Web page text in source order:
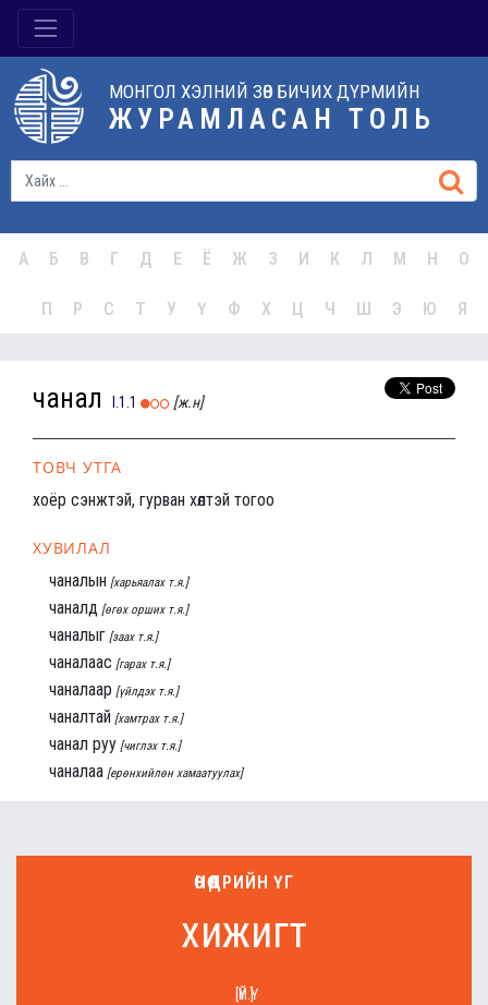
МОНГОЛ ХЭЛНИЙ ЗӨВ БИЧИХ ДҮРМИЙН
ЖУРАМЛАСАН ТОЛЬ
А Б В Г Д Е Ё Ж З И К Л М Н О
П Р С Т У Ү Ф Х Ц Ч Ш Э Ю Я
чанал I.1.1 [ж.н]
ТОВЧ УТГА
хоёр сэнжтэй, гурван хөлтэй тогоо
ХУВИЛАЛ
чаналын [харьяалах т.я.]
чаналд [өгөх орших т.я.]
чаналыг [заах т.я.]
чаналаас [гарах т.я.]
чаналаар [үйлдэх т.я.]
чаналтай [хамтрах т.я.]
чанал руу [чиглэх т.я.]
чаналаа [ерөнхийлөн хамаатуулах]
ӨНӨӨДРИЙН ҮГ
хижигт
[ҮЙ.Ү]